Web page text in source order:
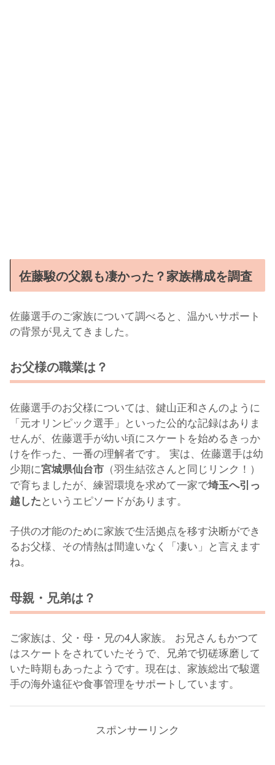
佐藤駿の父親も凄かった？家族構成を調査
佐藤選手のご家族について調べると、温かいサポート
の背景が見えてきました。
お父様の職業は？
佐藤選手のお父様については、鍵山正和さんのように
「元オリンピック選手」といった公的な記録はありま
せんが、佐藤選手が幼い頃にスケートを始めるきっか
けを作った、一番の理解者です。 実は、佐藤選手は幼
少期に宮城県仙台市 （羽生結弦さんと同じリンク！）
で育ちましたが、練習環境を求めて一家で埼玉へ引っ
越したというエピソードがあります。
子供の才能のために家族で生活拠点を移す決断ができ
るお父様、その情熱は間違いなく「凄い」と言えます
ね。
母親・兄弟は？
ご家族は、父・母・兄の4人家族。 お兄さんもかつて
はスケートをされていたそうで、兄弟で切磋琢磨して
いた時期もあったようです。現在は、家族総出で駿選
手の海外遠征や食事管理をサポートしています。
スポンサーリンク